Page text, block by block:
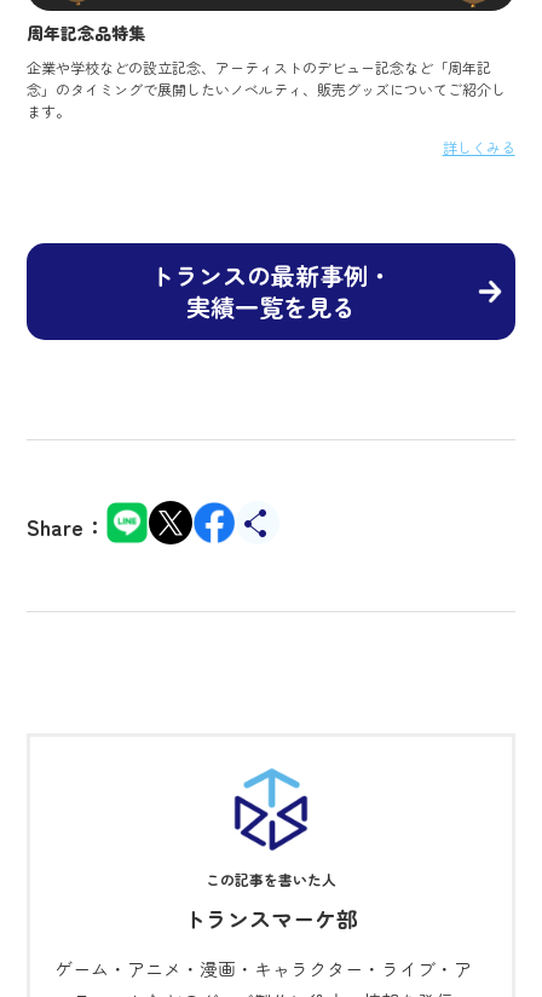
周年記念品特集
企業や学校などの設立記念、アーティストのデビュー記念など「周年記
念」のタイミングで展開したいノベルティ、販売グッズについてご紹介し
ます。
詳しくみる
トランスの最新事例・
実績一覧を見る
Share：
トランスマーケ部
ゲーム・アニメ・漫画・キャラクター・ライブ・ア